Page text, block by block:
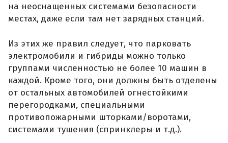
на неоснащенных системами безопасности
местах, даже если там нет зарядных станций.
Из этих же правил следует, что парковать
электромобили и гибриды можно только
группами численностью не более 10 машин в
каждой. Кроме того, они должны быть отделены
от остальных автомобилей огнестойкими
перегородками, специальными
противопожарными шторками/воротами,
системами тушения (спринклеры и т.д.).